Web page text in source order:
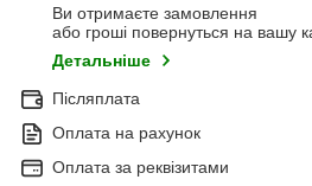
Ви отримаєте замовлення
або гроші повернуться на вашу
Детальніше
Післяплата
Оплата на рахунок
Оплата за реквізитами